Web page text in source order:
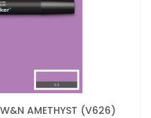
W&N AMETHYST (V626)